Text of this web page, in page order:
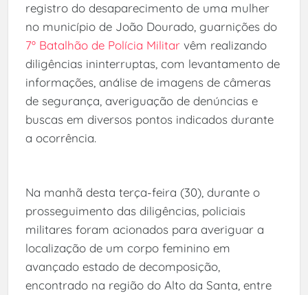
registro do desaparecimento de uma mulher
no município de João Dourado, guarnições do
7º Batalhão de Polícia Militarvêm realizando
diligências ininterruptas, com levantamento de
informações, análise de imagens de câmeras
de segurança, averiguação de denúncias e
buscas em diversos pontos indicados durante
a ocorrência.
Na manhã desta terça-feira (30), durante o
prosseguimento das diligências, policiais
militares foram acionados para averiguar a
localização de um corpo feminino em
avançado estado de decomposição,
encontrado na região do Alto da Santa, entre